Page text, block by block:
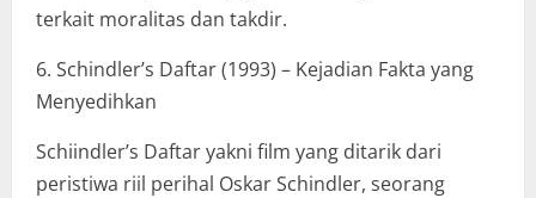
terkait moralitas dan takdir.
6. Schindler’s Daftar (1993) – Kejadian Fakta yang
Menyedihkan
Schiindler’s Daftar yakni film yang ditarik dari
peristiwa riil perihal Oskar Schindler, seorang